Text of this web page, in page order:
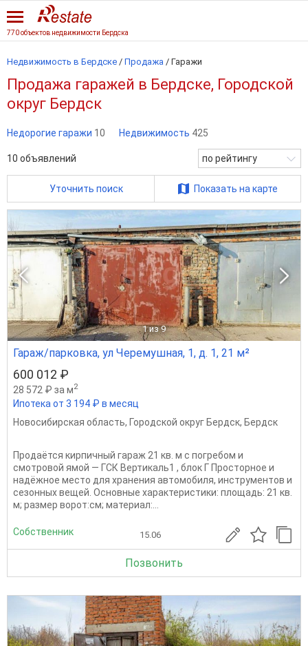
770 объектов недвижимости Бердска
Недвижимость в Бердске / Продажа / Гаражи
Продажа гаражей в Бердске, Городской
округ Бердск
Недорогие гаражи 10 Недвижимость 425
10 объявлений по рейтингу
Уточнить поиск Показать на карте
1 из 9
Гараж/парковка, ул Черемушная, 1, д. 1, 21 м²
600 012 ₽
28 572 ₽ за м2
Ипотека от 3 194 ₽ в месяц
Новосибирская область, Городской округ Бердск, Бердск
Продаётся кирпичный гараж 21 кв. м с погребом и
смотровой ямой — ГСК Вертикаль1 , блок Г Просторное и
надёжное место для хранения автомобиля, инструментов и
сезонных вещей. Основные характеристики: площадь: 21 кв.
м; размер ворот:см; материал:...
Собственник 15.06
Позвонить